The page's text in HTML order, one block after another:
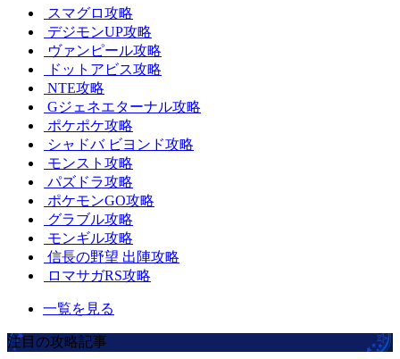
スマグロ攻略
デジモンUP攻略
ヴァンピール攻略
ドットアビス攻略
NTE攻略
Gジェネエターナル攻略
ポケポケ攻略
シャドバ ビヨンド攻略
モンスト攻略
パズドラ攻略
ポケモンGO攻略
グラブル攻略
モンギル攻略
信長の野望 出陣攻略
ロマサガRS攻略
一覧を見る
注目の攻略記事